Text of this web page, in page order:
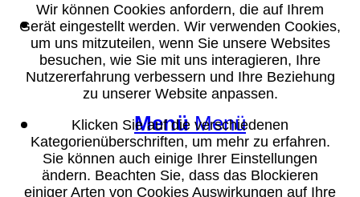
Suche
Menü Menü
Wir können Cookies anfordern, die auf Ihrem
Gerät eingestellt werden. Wir verwenden Cookies,
um uns mitzuteilen, wenn Sie unsere Websites
besuchen, wie Sie mit uns interagieren, Ihre
Nutzererfahrung verbessern und Ihre Beziehung
zu unserer Website anpassen.
Klicken Sie auf die verschiedenen
Kategorienüberschriften, um mehr zu erfahren.
Sie können auch einige Ihrer Einstellungen
ändern. Beachten Sie, dass das Blockieren
einiger Arten von Cookies Auswirkungen auf Ihre